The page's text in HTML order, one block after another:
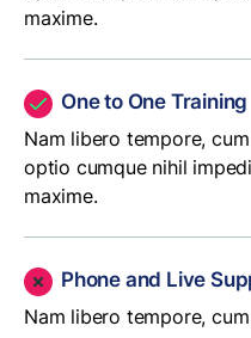
maxime.
One to One Training
Nam libero tempore,
optio cumque nihil
maxime.
Phone and Live
Nam libero tempore,